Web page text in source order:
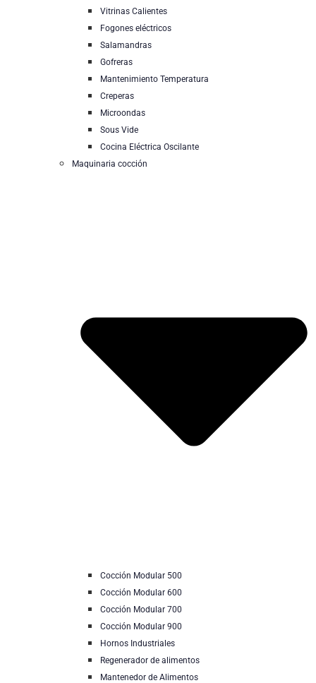
Vitrinas Calientes
Fogones eléctricos
Salamandras
Gofreras
Mantenimiento Temperatura
Creperas
Microondas
Sous Vide
Cocina Eléctrica Oscilante
Maquinaria cocción
Cocción Modular 500
Cocción Modular 600
Cocción Modular 700
Cocción Modular 900
Hornos Industriales
Regenerador de alimentos
Mantenedor de Alimentos